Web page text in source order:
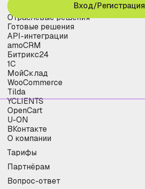
Отраслевые решения
Готовые решения
API-интеграции
amoCRM
Битрикс24
1С
МойСклад
WooCommerce
Tilda
YCLIENTS
OpenCart
U-ON
ВКонтакте
О компании
Тарифы
Партнёрам
Вопрос-ответ
Вход/Регистрация